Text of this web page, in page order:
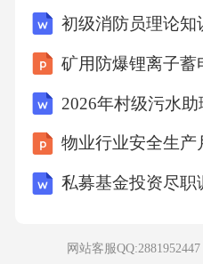
C.硫酸钙
D.碳酸钙14、关于再
下列哪项指标主要用于
程度及感官质量潜力？
A.总糖含量
B.烟碱含量
初级消防员理论知
2026年村级污水
物业行业安全生产
私募基金投资尽职
网站客服